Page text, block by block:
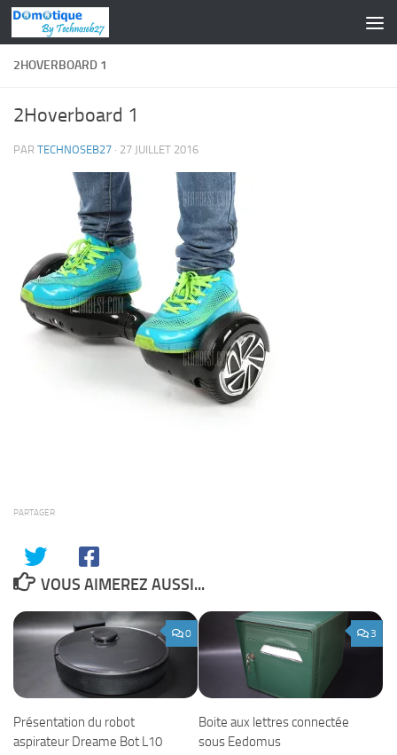
Skip to content
2HOVERBOARD 1
2Hoverboard 1
PAR TECHNOSEB27 · 27 JUILLET 2016
PARTAGER
VOUS AIMEREZ AUSSI...
0
Présentation du robot
aspirateur Dreame Bot L10
3
Boite aux lettres connectée
sous Eedomus